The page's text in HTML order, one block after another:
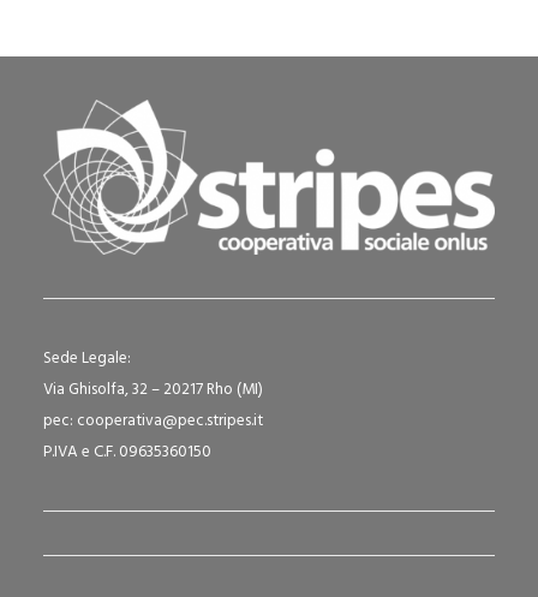
Sede Legale:
Via Ghisolfa, 32 – 20217 Rho (MI)
pec: cooperativa@pec.stripes.it
P.IVA e C.F. 09635360150